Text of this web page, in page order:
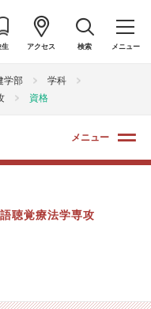
生 アクセス 検索 メニュー
学部
学科
資格
メニュー
聴覚療法学専攻